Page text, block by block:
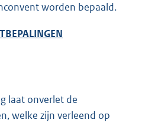
worden bepaald.
laat onverlet de
welke zijn verleend op